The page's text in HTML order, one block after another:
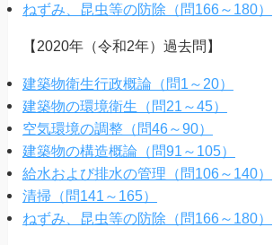
ねずみ、昆虫等の防除（問166～180）
【2020年（令和2年）過去問】
建築物衛生行政概論（問1～20）
建築物の環境衛生（問21～45）
空気環境の調整（問46～90）
建築物の構造概論（問91～105）
給水および排水の管理（問106～140）
清掃（問141～165）
ねずみ、昆虫等の防除（問166～180）